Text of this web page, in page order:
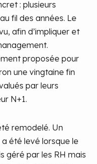
: plusieurs
fil des années. Le
afin d’impliquer et
proposée pour
une vingtaine fin
par leurs
N+1.
remodelé. Un
été levé lorsque le
géré par les RH mais